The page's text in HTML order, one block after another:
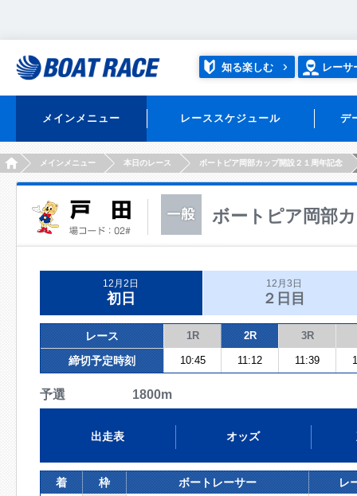
知る楽しむ レーサ
メインメニュー レーススケジュール デ
HOMEメインメニュー 本日のレース ボートピア岡部カップ開設２１周年記念
ボートピア岡部
12月2日
初日
12月3日
２日目
レース 1R 2R 3R
締切予定時刻 10:45 11:12 11:39
予選 1800m
出走表 オッズ
着 枠 ボートレーサー レ